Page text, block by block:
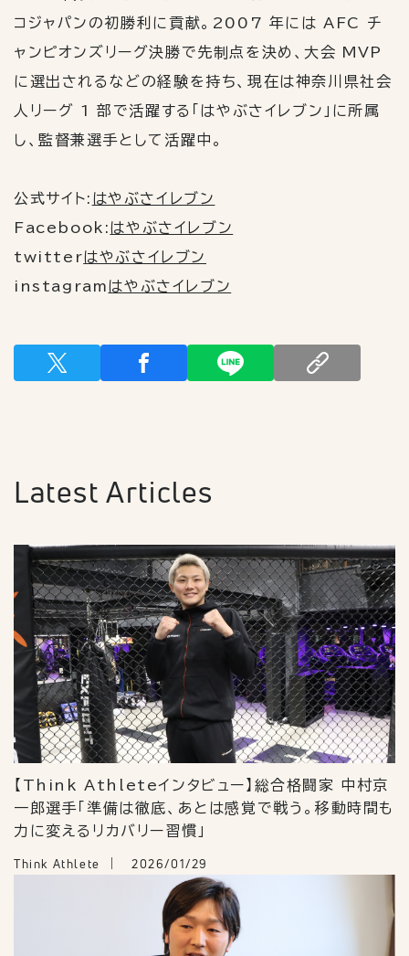
コジャパンの初勝利に貢献。2007 年には AFC チ
ャンピオンズリーグ決勝で先制点を決め、大会 MVP
に選出されるなどの経験を持ち、現在は神奈川県社会
人リーグ 1 部で活躍する「はやぶさイレブン」に所属
し、監督兼選手として活躍中。
公式サイト: はやぶさイレブン
Facebook:はやぶさイレブン
twitterはやぶさイレブン
instagramはやぶさイレブン
Latest Articles
【Think Athleteインタビュー】総合格闘家 中村京
一郎選手「準備は徹底、あとは感覚で戦う。移動時間も
力に変えるリカバリー習慣」
Think Athlete 2026/01/29